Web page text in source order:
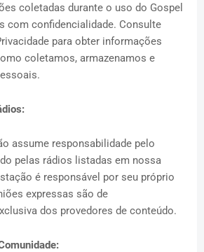
coletadas durante o uso do Gospel
com confidencialidade. Consulte
para obter informações
coletamos, armazenamos e
assume responsabilidade pelo
pelas rádios listadas em nossa
é responsável por seu próprio
expressas são de
dos provedores de conteúdo.